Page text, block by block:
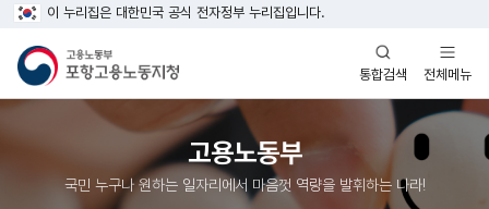
이 누리집은 대한민국 공식 전자정부 누리집입니다.
통합검색
열기
전체메뉴
열기
고용노동부
국민 누구나 원하는 일자리에서 마음껏 역량을 발휘하는 나라!